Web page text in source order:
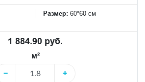
Размер: 60*60 см
1 884.90 руб.
м²
−
+